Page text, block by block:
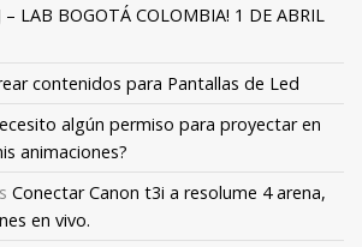
– LAB BOGOTÁ COLOMBIA! 1 DE ABRIL
contenidos para Pantallas de Led
algún permiso para proyectar en
animaciones?
Conectar Canon t3i a resolume 4 arena,
en vivo.